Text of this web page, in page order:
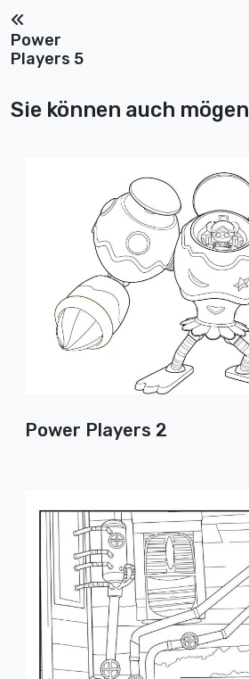
Power
Players 5
Sie können auch mögen
Power Players 2